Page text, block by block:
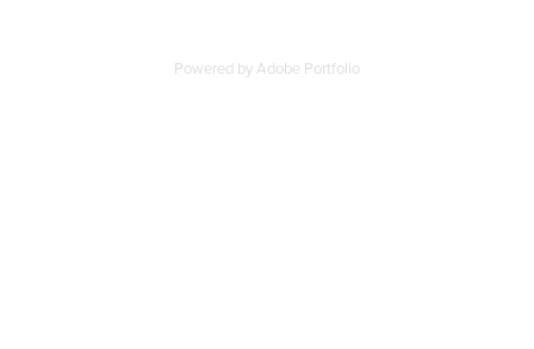
Powered byAdobe Portfolio